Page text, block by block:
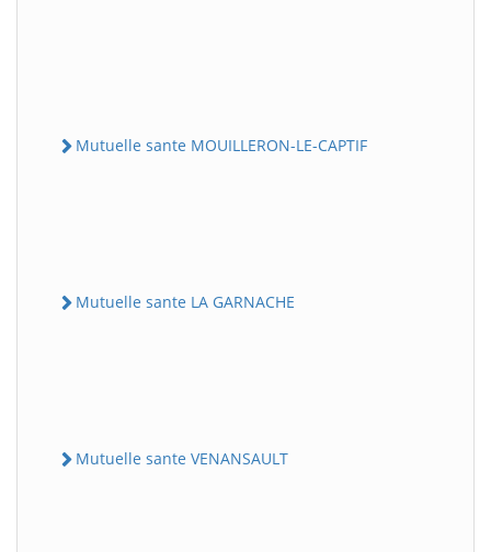
Mutuelle sante MOUILLERON-LE-CAPTIF
Mutuelle sante LA GARNACHE
Mutuelle sante VENANSAULT